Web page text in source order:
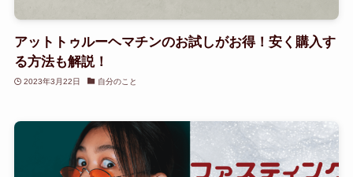
アットトゥルーヘマチンのお試しがお得！安く購入す
る方法も解説！
2023年3月22日 自分のこと